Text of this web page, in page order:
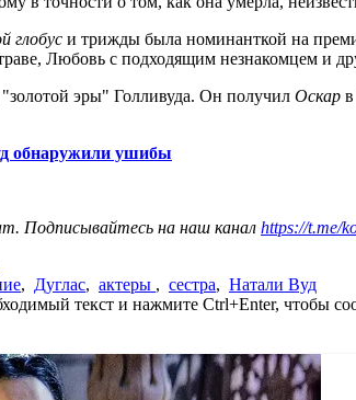
глобус и трижды была номинанткой на
Любовь с подходящим незнакомцем и
"золотой эры" Голливуда. Он получил Оскар
обнаружили ушибы
Подписывайтесь на наш канал https://t.me/
, Дуглас, актеры , сестра, Натали Вуд
текст и нажмите Ctrl+Enter, чтобы